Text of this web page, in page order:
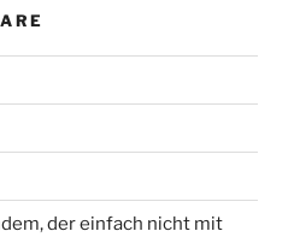
der einfach nicht mit